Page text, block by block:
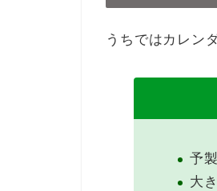
うちではカレン
予
大